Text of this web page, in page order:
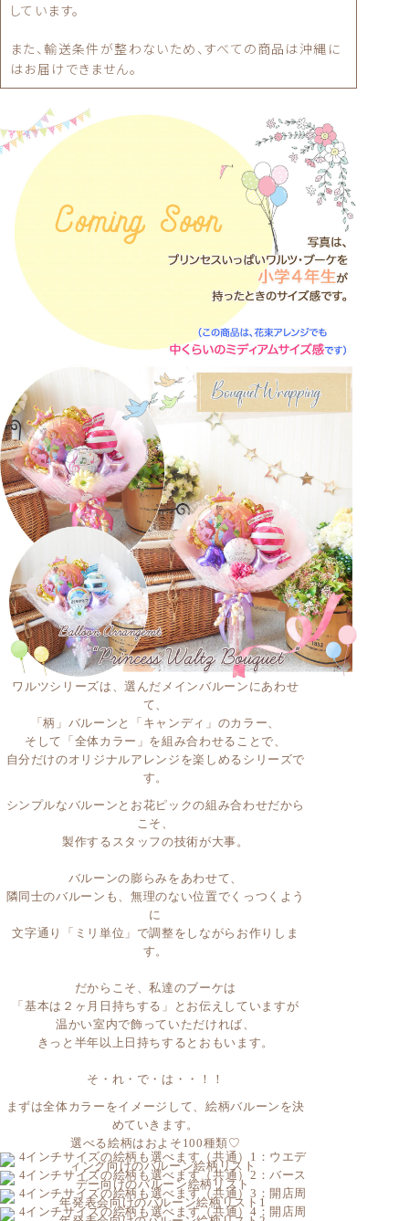
また、輸送条件が整わないため、すべての商品は沖縄に
ワルツシリーズは、選んだメインバルーンにあわせ
て、
「柄」バルーンと「キャンディ」のカラー、
そして「全体カラー」を組み合わせることで、
自分だけのオリジナルアレンジを楽しめるシリーズで
す。
シンプルなバルーンとお花ピックの組み合わせだから
こそ、
製作するスタッフの技術が大事。
バルーンの膨らみをあわせて、
に
文字通り「ミリ単位」で調整をしながらお作りしま
す。
だからこそ、私達のブーケは
温かい室内で飾っていただければ、
きっと半年以上日持ちするとおもいます。
そ・れ・で・は・・！！
まずは全体カラーをイメージして、絵柄バルーンを決
めていきます。
選べる絵柄はおよそ100種類♡